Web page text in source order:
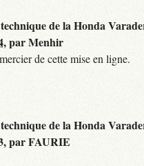
de la Honda
,parMenhir
de cette mise en ligne.
de la Honda
,parFAURIE